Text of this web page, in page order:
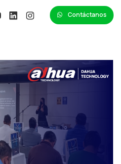
Contáctanos